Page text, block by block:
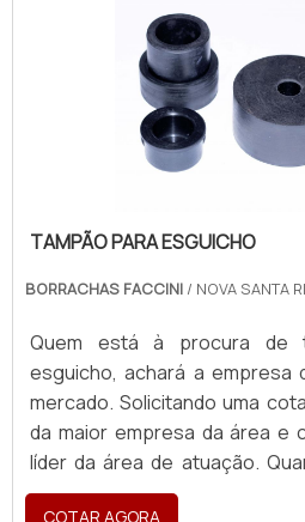
TAMPÃO PARA ESGUICHO
BORRACHAS FACCINI / NOVA SANTA
Quem está à procura de
esguicho, achará a empresa
mercado. Solicitando uma
da maior empresa da área e
líder da área de atuação.
tampão para esguicho, com a
COTAR AGORA